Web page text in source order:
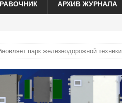
АРХИВ ЖУРНАЛА
парк железнодорожной техники